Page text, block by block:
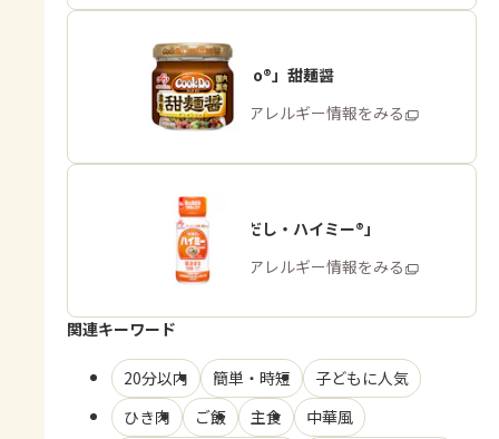
「Cook Do®」甜麺醤
商品・アレルギー情報をみる
「うま味だし・ハイミー®」
商品・アレルギー情報をみる
関連キーワード
20分以内 簡単・時短
子どもに人気
ひき肉
ご飯 主食
中華風